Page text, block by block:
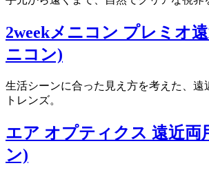
2weekメニコン プレミオ
ニコン)
生活シーンに合った見え方を考えた、遠
トレンズ。
エア オプティクス 遠近
ン)